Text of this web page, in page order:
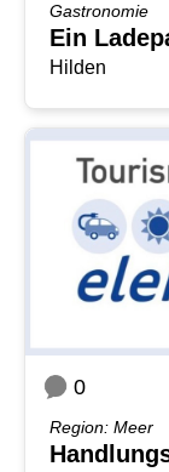
Gastronomie
Ein
Hilden
0
Region: Meer